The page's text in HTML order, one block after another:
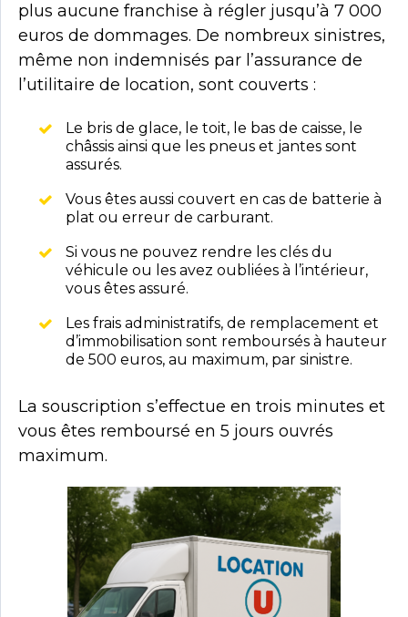
plus aucune franchise à régler jusqu’à 7 000
euros de dommages. De nombreux sinistres,
même non indemnisés par l’assurance de
l’utilitaire de location, sont couverts :
Le bris de glace, le toit, le bas de caisse, le
châssis ainsi que les pneus et jantes sont
assurés.
Vous êtes aussi couvert en cas de batterie à
plat ou erreur de carburant.
Si vous ne pouvez rendre les clés du
véhicule ou les avez oubliées à l’intérieur,
vous êtes assuré.
Les frais administratifs, de remplacement et
d’immobilisation sont remboursés à hauteur
de 500 euros, au maximum, par sinistre.
La souscription s’effectue en trois minutes et
vous êtes remboursé en 5 jours ouvrés
maximum.